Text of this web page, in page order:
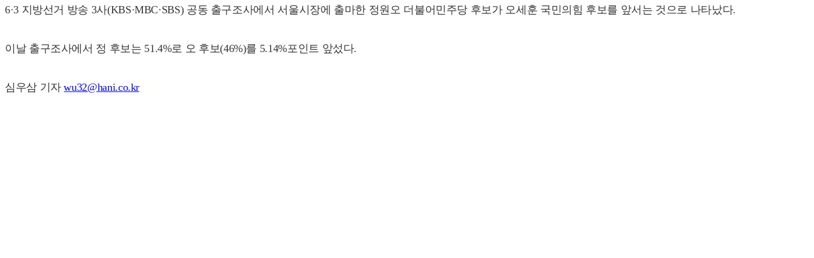
6·3 지방선거 방송 3사(KBS·MBC·SBS) 공동 출구조사에서 서울시장에 출마한 정원오 더불어민주당 후보가 오세훈 국민의힘 후보를 앞서는 것으로 나타났다.
이날 출구조사에서 정 후보는 51.4%로 오 후보(46%)를 5.14%포인트 앞섰다.
심우삼 기자wu32@hani.co.kr